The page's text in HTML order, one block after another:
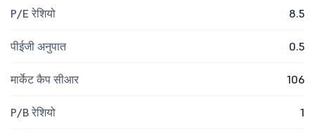
P/E रेशियो 8.5
पीईजी अनुपात 0.5
मार्केट कैप सीआर 106
P/B रेशियो 1